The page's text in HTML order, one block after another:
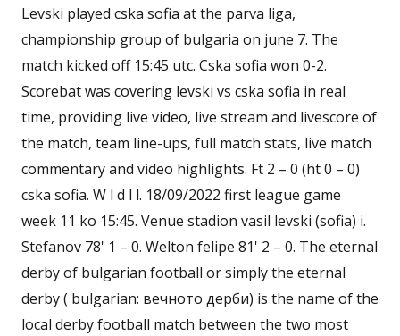
Levski played cska sofia at the parva liga,
championship group of bulgaria on june 7. The
match kicked off 15:45 utc. Cska sofia won 0-2.
Scorebat was covering levski vs cska sofia in real
time, providing live video, live stream and livescore of
the match, team line-ups, full match stats, live match
commentary and video highlights. Ft 2 – 0 (ht 0 – 0)
cska sofia. W l d l l. 18/09/2022 first league game
week 11 ko 15:45. Venue stadion vasil levski (sofia) i.
Stefanov 78' 1 – 0. Welton felipe 81' 2 – 0. The eternal
derby of bulgarian football or simply the eternal
derby ( bulgarian: вечното дерби) is the name of the
local derby football match between the two most